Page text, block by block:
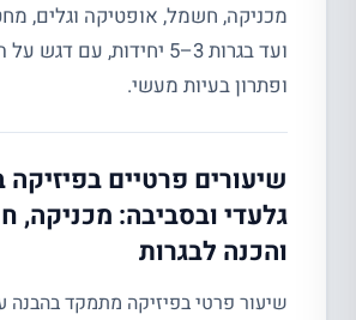
מכניקה, חשמל, אופטיקה וגלים,
ועד בגרות 3–5 יחידות, עם
ופתרון בעיות מעשי.
שיעורים פרטיים
גלעדי ובסביבה: מכניקה,
והכנה לבגרות
שיעור פרטי בפיזיקה מתמקד